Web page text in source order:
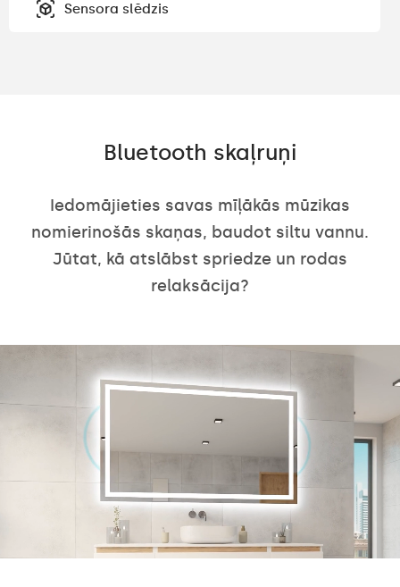
Sensora slēdzis
Bluetooth skaļruņi
Iedomājieties savas mīļākās mūzikas
nomierinošās skaņas, baudot siltu vannu.
Jūtat, kā atslābst spriedze un rodas
relaksācija?